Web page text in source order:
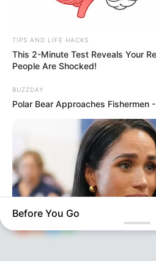
KEÇİDLƏR
ƏLAQƏ
REKLAM
Tel:
E-
TIPS AND LIFE HACKS
This 2-Minute Test Reveals Your
People Are Shocked!
BUZZDAY
Polar Bear Approaches Fishermen
Before You Go